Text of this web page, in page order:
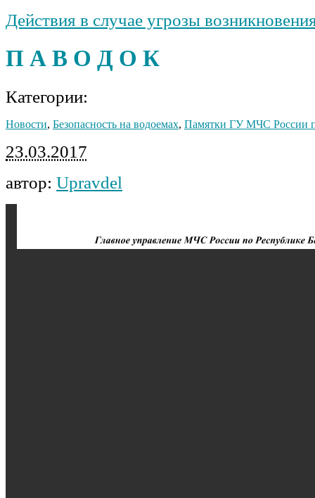
Действия в случае угрозы
П А В О Д О К
Категории:
Новости, Безопасность на водоемах, Памятки ГУ МЧС России
23.03.2017
автор: Upravdel